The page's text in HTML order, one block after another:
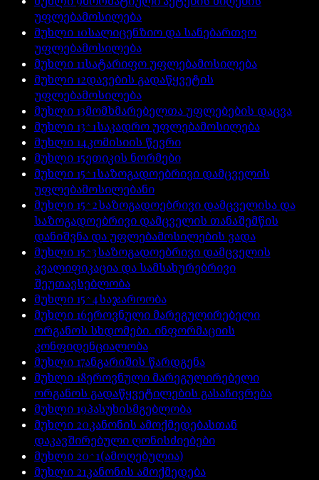
უფლებამოსილება
მუხლი 10სალიცენზიო და სანებართვო
უფლებამოსილება
მუხლი 11სატარიფო უფლებამოსილება
მუხლი 12დავების გადაწყვეტის
უფლებამოსილება
მუხლი 13მომხმარებელთა უფლებების დაცვა
მუხლი 13^1საკადრო უფლებამოსილება
მუხლი 14კომისიის წევრი
მუხლი 15ეთიკის ნორმები
მუხლი 15^1საზოგადოებრივი დამცველის
უფლებამოსილებანი
მუხლი 15^2საზოგადოებრივი დამცველისა და
საზოგადოებრივი დამცველის თანაშემწის
დანიშვნა და უფლებამოსილების ვადა
მუხლი 15^3საზოგადოებრივი დამცველის
კვალიფიკაცია და სამსახურებრივი
შეუთავსებლობა
მუხლი 15^4საჯაროობა
მუხლი 16ეროვნული მარეგულირებელი
ორგანოს სხდომები. ინფორმაციის
კონფიდენციალობა
მუხლი 17ანგარიშის წარდგენა
მუხლი 18ეროვნული მარეგულირებელი
ორგანოს გადაწყვეტილების გასაჩივრება
მუხლი 19პასუხისმგებლობა
მუხლი 20კანონის ამოქმედებასთან
დაკავშირებული ღონისძიებები
მუხლი 20^1(ამოღებულია)
მუხლი 21კანონის ამოქმედება